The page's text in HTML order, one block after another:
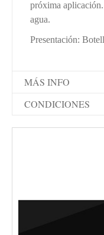
próxima
agua.
Presentación:
MÁS INFO
CONDICIONES